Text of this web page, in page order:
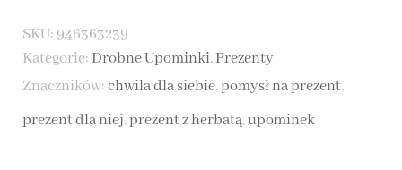
prezentowy
SKU: 946363239
Kategorie: Drobne Upominki,Prezenty
Znaczników:chwila dla siebie,pomysł na prezent,
prezent dla niej,prezent z herbatą,upominek